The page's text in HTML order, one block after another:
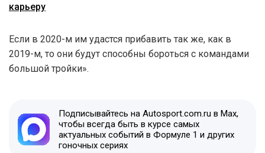
карьеру
Если в 2020-м им удастся прибавить так же, как в
2019-м, то они будут способны бороться с командами
большой тройки».
Подписывайтесь на Autosport.com.ru в Max,
чтобы всегда быть в курсе самых
актуальных событий в Формуле 1 и других
гоночных сериях